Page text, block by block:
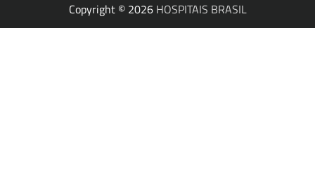
Copyright © 2026 HOSPITAIS BRASIL